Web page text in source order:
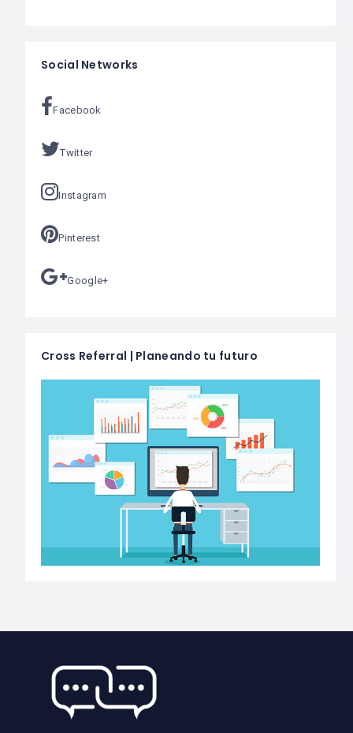
Social Networks
Facebook
Twitter
Instagram
Pinterest
Google+
Cross Referral | Planeando tu futuro